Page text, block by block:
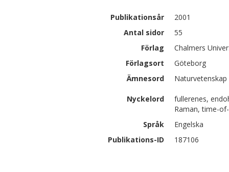
Publikationsår
2001
Antal sidor
55
Förlag
Chalmers
Förlagsort
Göteborg
Ämnesord
Nyckelord
fullerenes,
Raman, time-
Språk
Engelska
Publikations-ID
187106